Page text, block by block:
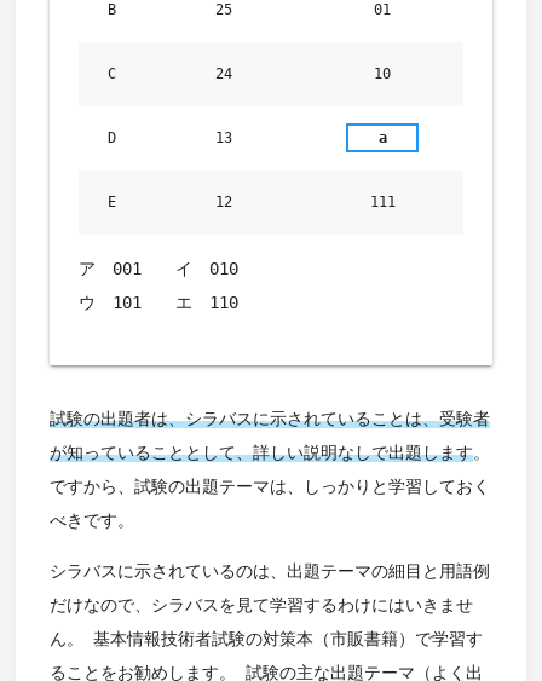
B 25 01
C 24 10
D 13 a
E 12 111
ア 001 イ 010
ウ 101 エ 110
試験の出題者は、シラバスに示されていることは、受験者
が知っていることとして、詳しい説明なしで出題します。
ですから、試験の出題テーマは、しっかりと学習しておく
べきです。
シラバスに示されているのは、出題テーマの細目と用語例
だけなので、シラバスを見て学習するわけにはいきませ
ん。 基本情報技術者試験の対策本（市販書籍）で学習す
ることをお勧めします。 試験の主な出題テーマ（よく出